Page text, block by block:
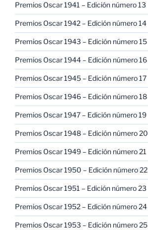
Premios Oscar 1941 – Edición número 13
Premios Oscar 1942 – Edición número 14
Premios Oscar 1943 – Edición número 15
Premios Oscar 1944 – Edición número 16
Premios Oscar 1945 – Edición número 17
Premios Oscar 1946 – Edición número 18
Premios Oscar 1947 – Edición número 19
Premios Oscar 1948 – Edición número 20
Premios Oscar 1949 – Edición número 21
Premios Oscar 1950 – Edición número 22
Premios Oscar 1951 – Edición número 23
Premios Oscar 1952 – Edición número 24
Premios Oscar 1953 – Edición número 25